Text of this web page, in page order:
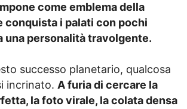
come emblema della
conquista i palati con pochi
una personalità travolgente.
successo planetario, qualcosa
incrinato. A furia di cercare la
la foto virale, la colata densa